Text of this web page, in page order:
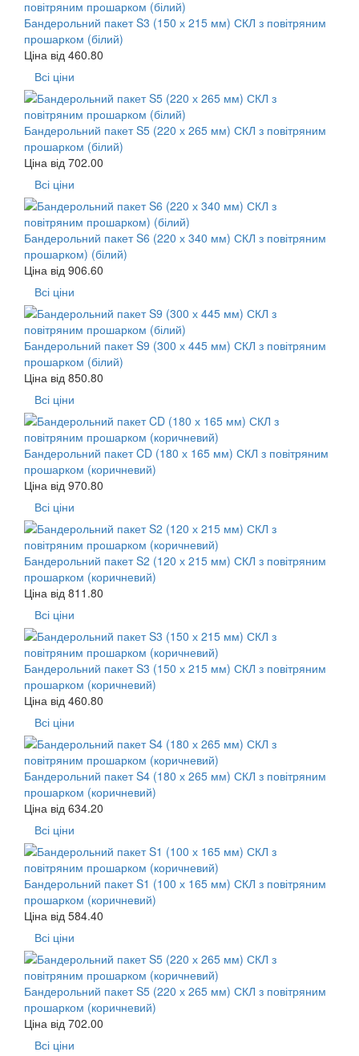
Бандерольний пакет S3 (150 х 215 мм) СКЛ з повітряним
прошарком (білий)
Ціна від 460.80
Всі ціни
Бандерольний пакет S5 (220 х 265 мм) СКЛ з повітряним
прошарком (білий)
Ціна від 702.00
Всі ціни
Бандерольний пакет S6 (220 х 340 мм) СКЛ з повітряним
прошарком) (білий)
Ціна від 906.60
Всі ціни
Бандерольний пакет S9 (300 х 445 мм) СКЛ з повітряним
прошарком (білий)
Ціна від 850.80
Всі ціни
Бандерольний пакет CD (180 х 165 мм) СКЛ з повітряним
прошарком (коричневий)
Ціна від 970.80
Всі ціни
Бандерольний пакет S2 (120 х 215 мм) СКЛ з повітряним
прошарком (коричневий)
Ціна від 811.80
Всі ціни
Бандерольний пакет S3 (150 х 215 мм) СКЛ з повітряним
прошарком (коричневий)
Ціна від 460.80
Всі ціни
Бандерольний пакет S4 (180 х 265 мм) СКЛ з повітряним
прошарком (коричневий)
Ціна від 634.20
Всі ціни
Бандерольний пакет S1 (100 х 165 мм) СКЛ з повітряним
прошарком (коричневий)
Ціна від 584.40
Всі ціни
Бандерольний пакет S5 (220 х 265 мм) СКЛ з повітряним
прошарком (коричневий)
Ціна від 702.00
Всі ціни